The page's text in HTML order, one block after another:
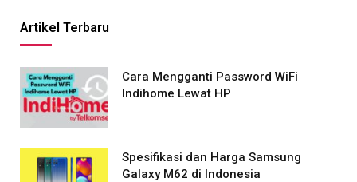
Artikel Terbaru
Cara Mengganti Password WiFi
Indihome Lewat HP
Spesifikasi dan Harga Samsung
Galaxy M62 di Indonesia